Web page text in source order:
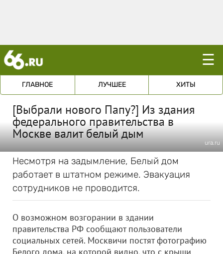
☰
ГЛАВНОЕ ЛУЧШЕЕ ХИТЫ
[Выбрали нового Папу?] Из здания
федерального правительства в
Москве валит белый дым
ura.ru
Несмотря на задымление, Белый дом
работает в штатном режиме. Эвакуация
сотрудников не проводится.
О возможном возгорании в здании
правительства РФ сообщают пользователи
социальных сетей. Москвичи постят фотографию